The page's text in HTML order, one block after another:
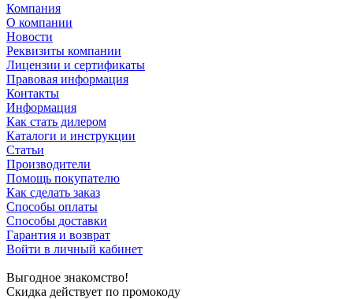
Компания
О компании
Новости
Реквизиты компании
Лицензии и сертификаты
Правовая информация
Контакты
Информация
Как стать дилером
Каталоги и инструкции
Статьи
Производители
Помощь покупателю
Как сделать заказ
Способы оплаты
Способы доставки
Гарантия и возврат
Войти в личный кабинет
Выгодное знакомство!
Скидка действует по промокоду